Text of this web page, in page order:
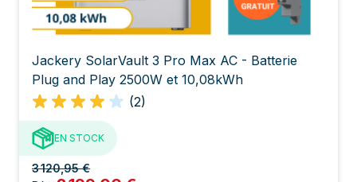
Jackery SolarVault 3 Pro Max AC - Batterie
Plug and Play 2500W et 10,08kWh
(2)
EN STOCK
3 120,95 €